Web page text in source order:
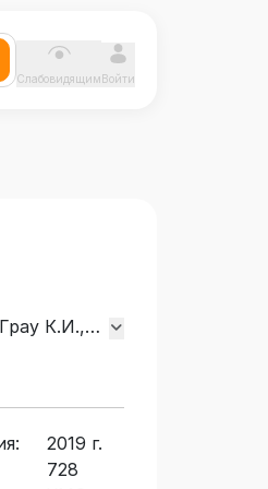
СлабовидящимВойти
К.И.,
П.,
М.,
2019 г.
728